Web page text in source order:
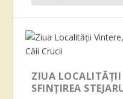
ZIUA LOCALITĂȚII
SFINȚIREA